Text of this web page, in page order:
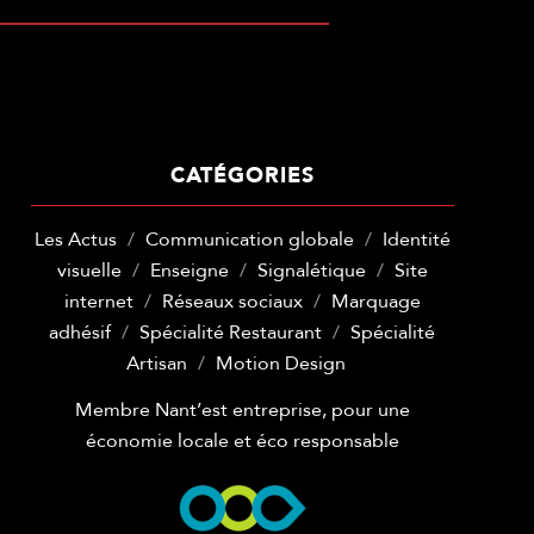
CATÉGORIES
Les Actus Communication globale
Identité
visuelle
Enseigne Signalétique
Site
internet
Réseaux sociaux
Marquage
adhésif
Spécialité Restaurant
Spécialité
Artisan
Motion Design
Membre Nant’est entreprise, pour une
économie locale et éco responsable